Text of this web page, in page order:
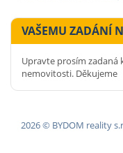
VAŠEMU ZADÁNÍ
Upravte prosím zadaná
nemovitosti. Děkujeme
2026 © BYDOM reality